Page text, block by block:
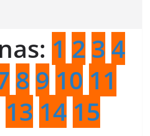
1 2 3 4
8 9 10 11
13 14 15